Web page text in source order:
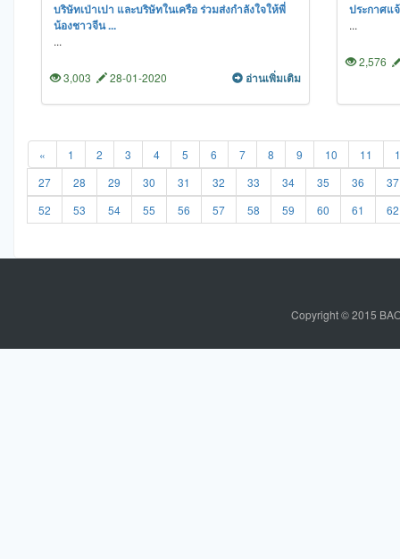
บริษัทเป่าเปา และบริษัทในเครือ ร่วมส่งกำลังใจให้พี่
น้องชาวจีน ...
...
3,003 28-01-2020 อ่านเพิ่มเติม
ประกาศแ
...
2,576
« 1 2 3 4 5 6 7 8 9 10 11
27
28 29 30 31 32 33 34 35 36
37
52
53 54 55 56 57 58 59 60 61 62
Copyright© 2015